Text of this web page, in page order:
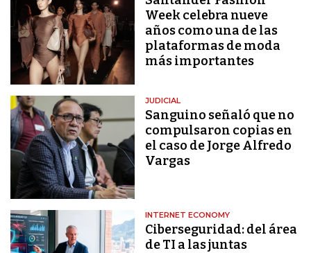
Week celebra nueve
años como una de las
plataformas de moda
más importantes
JUDICIAL
Sanguino señaló que no
compulsaron copias en
el caso de Jorge Alfredo
Vargas
INTERNET ECONOMY
Ciberseguridad: del área
de TI a las juntas